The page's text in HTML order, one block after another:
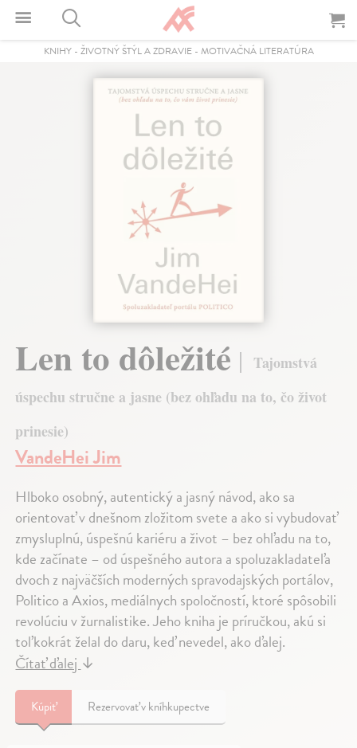
KNIHY- ŽIVOTNÝ ŠTÝL A ZDRAVIE- MOTIVAČNÁ LITERATÚRA
Len to dôležité
Tajomstvá
úspechu stručne a jasne (bez ohľadu na to, čo život
prinesie)
VandeHei Jim
Hlboko osobný, autentický a jasný návod, ako sa
orientovať v dnešnom zložitom svete a ako si vybudovať
zmysluplnú, úspešnú kariéru a život – bez ohľadu na to,
kde začínate – od úspešného autora a spoluzakladateľa
dvoch z najväčších moderných spravodajských portálov,
Politico a Axios, mediálnych spoločností, ktoré spôsobili
revolúciu v žurnalistike. Jeho kniha je príručkou, akú si
toľkokrát želal do daru, keď nevedel, ako ďalej.
Čítať ďalej↓
Kúpiť Rezervovať v kníhkupectve